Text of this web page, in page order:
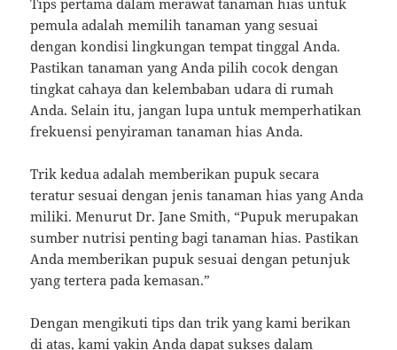
Tips pertama dalam merawat tanaman hias untuk
pemula adalah memilih tanaman yang sesuai
dengan kondisi lingkungan tempat tinggal Anda.
Pastikan tanaman yang Anda pilih cocok dengan
tingkat cahaya dan kelembaban udara di rumah
Anda. Selain itu, jangan lupa untuk memperhatikan
frekuensi penyiraman tanaman hias Anda.
Trik kedua adalah memberikan pupuk secara
teratur sesuai dengan jenis tanaman hias yang Anda
miliki. Menurut Dr. Jane Smith, “Pupuk merupakan
sumber nutrisi penting bagi tanaman hias. Pastikan
Anda memberikan pupuk sesuai dengan petunjuk
yang tertera pada kemasan.”
Dengan mengikuti tips dan trik yang kami berikan
di atas, kami yakin Anda dapat sukses dalam